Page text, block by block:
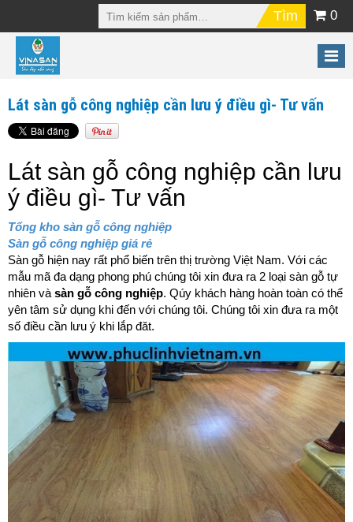
0
Lát sàn gỗ công nghiệp cần lưu ý điều gì- Tư vấn
Lát sàn gỗ công nghiệp cần lưu
ý điều gì- Tư vấn
Tổng kho sàn gỗ công nghiệp
Sàn gỗ công nghiệp giá rẻ
Sàn gỗ hiện nay rất phổ biến trên thị trường Việt Nam. Với các
mẫu mã đa dạng phong phú chúng tôi xin đưa ra 2 loại sàn gỗ tự
nhiên vàsàn gỗ công nghiệp. Qúy khách hàng hoàn toàn có thể
yên tâm sử dụng khi đến với chúng tôi. Chúng tôi xin đưa ra một
số điều cần lưu ý khi lắp đăt.